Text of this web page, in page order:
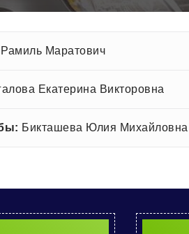
Маратович
Екатерина Викторовна
Бикташева Юлия Михайловна